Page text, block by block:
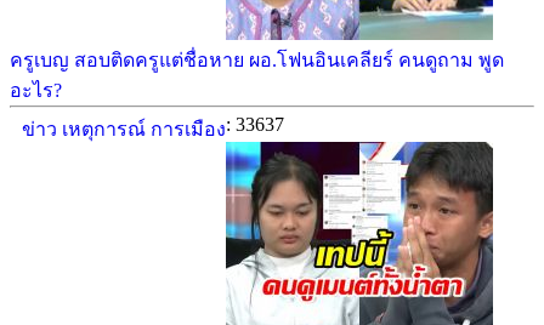
ครูเบญ สอบติดครูแต่ชื่อหาย ผอ.โฟนอินเคลียร์ คนดูถาม พูด
อะไร?
ข่าว เหตุการณ์ การเมือง: 33637